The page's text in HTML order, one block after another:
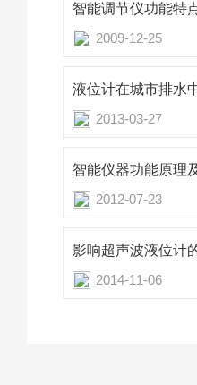
智能调节仪功能特
2009-12-25
液位计在城市排水
2013-03-27
智能仪器功能原理
2012-07-23
影响超声波液位计
2014-11-06